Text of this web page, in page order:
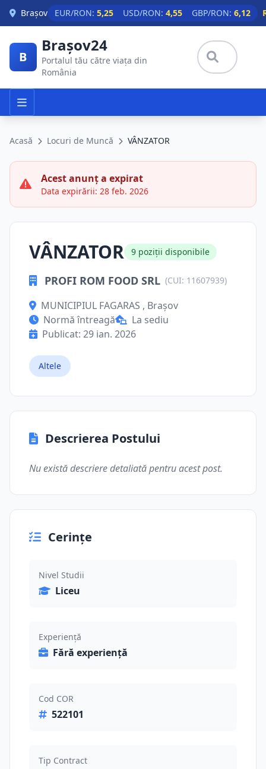
Skip to main content
Brașov EUR/RON: 5,25 USD/RON: 4,55 GBP/RON: 6,12
B
Brașov24
Portalul tău către viața din
România
Acasă Locuri de Muncă VÂNZATOR
Acest anunț a expirat
Data expirării: 28 feb. 2026
VÂNZATOR 9 poziții disponibile
PROFI ROM FOOD SRL (CUI: 11607939)
MUNICIPIUL FAGARAS , Brașov
Normă întreagă
La sediu
Publicat: 29 ian. 2026
Altele
Descrierea Postului
Nu există descriere detaliată pentru acest post.
Cerințe
Nivel Studii
Liceu
Experiență
Fără experiență
Cod COR
522101
Tip Contract